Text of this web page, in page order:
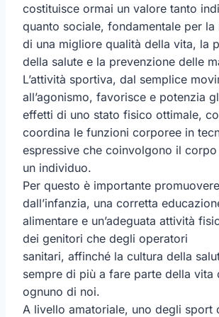
costituisce ormai un valore tanto
quanto sociale, fondamentale per la
di una migliore qualità della vita, la
della salute e la prevenzione delle
L’attività sportiva, dal semplice
all’agonismo, favorisce e potenzia
effetti di uno stato fisico ottimale,
coordina le funzioni corporee in
espressive che coinvolgono il
un individuo.
Per questo è importante
dall’infanzia, una corretta
alimentare e un’adeguata attività
dei genitori che degli operatori
sanitari, affinché la cultura della
sempre di più a fare parte della vita
ognuno di noi.
A livello amatoriale, uno degli sport